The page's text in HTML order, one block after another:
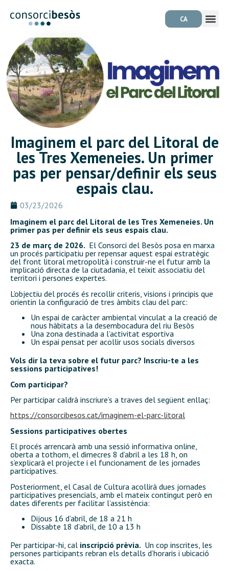
CA
Imaginem el parc del Litoral de
les Tres Xemeneies. Un primer
pas per pensar/definir els seus
espais clau.
03/23/2026
Imaginem el parc del Litoral de les Tres Xemeneies. Un
primer pas per definir els seus espais clau.
23 de març de 2026. El Consorci del Besòs posa en marxa
un procés participatiu per repensar aquest espai estratègic
del front litoral metropolità i construir-ne el futur amb la
implicació directa de la ciutadania, el teixit associatiu del
territori i persones expertes.
L’objectiu del procés és recollir criteris, visions i principis que
orientin la configuració de tres àmbits clau del parc:
Un espai de caràcter ambiental vinculat a la creació de
nous hàbitats a la desembocadura del riu Besòs
Una zona destinada a l’activitat esportiva
Un espai pensat per acollir usos socials diversos
Vols dir la teva sobre el futur parc? Inscriu-te a les
sessions participatives!
Com participar?
Per participar caldrà inscriure’s a traves del següent enllaç:
https://consorcibesos.cat/imaginem-el-parc-litoral
Sessions participatives obertes
El procés arrencarà amb una sessió informativa online,
oberta a tothom, el dimecres 8 d’abril a les 18 h, on
s’explicarà el projecte i el funcionament de les jornades
participatives.
Posteriorment, el Casal de Cultura acollirà dues jornades
participatives presencials, amb el mateix contingut però en
dates diferents per facilitar l’assistència:
Dijous 16 d’abril, de 18 a 21 h
Dissabte 18 d’abril, de 10 a 13 h
Per participar-hi, cal inscripció prèvia. Un cop inscrites, les
persones participants rebran els detalls d’horaris i ubicació
exacta.